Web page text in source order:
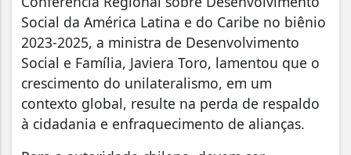
Social da América Latina e do Caribe no biênio
2023-2025, a ministra de Desenvolvimento
Social e Família, Javiera Toro, lamentou que o
crescimento do unilateralismo, em um
contexto global, resulte na perda de respaldo
à cidadania e enfraquecimento de alianças.